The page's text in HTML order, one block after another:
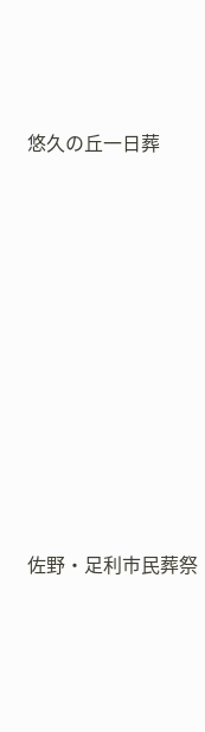
悠久の丘一日葬
佐野・足利市民葬祭